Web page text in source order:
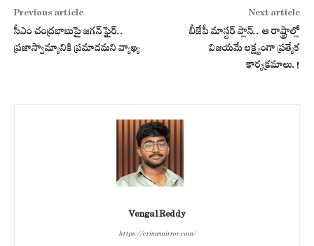
Previous article
సీఎం చంద్రబాబుపై జగన్‌ ఫైర్‌..
ప్రజాస్వామ్యానికి ప్రమాదమని వ్యాఖ్య
Next article
బీజేపీ మాస్టర్ ప్లాన్.. ఆ రాష్ట్రాల్లో
విజయమే లక్ష్యంగా ప్రత్యేక
కార్యక్రమాలు.!
Vengal Reddy
https://crimemirror.com/